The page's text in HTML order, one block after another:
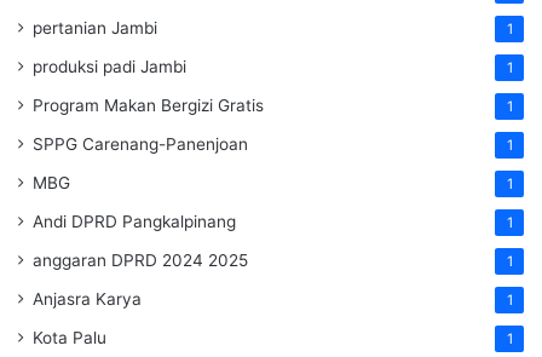
pertanian Jambi 1
produksi padi Jambi 1
Program Makan Bergizi Gratis 1
SPPG Carenang-Panenjoan 1
MBG 1
Andi DPRD Pangkalpinang 1
anggaran DPRD 2024 2025 1
Anjasra Karya 1
Kota Palu 1